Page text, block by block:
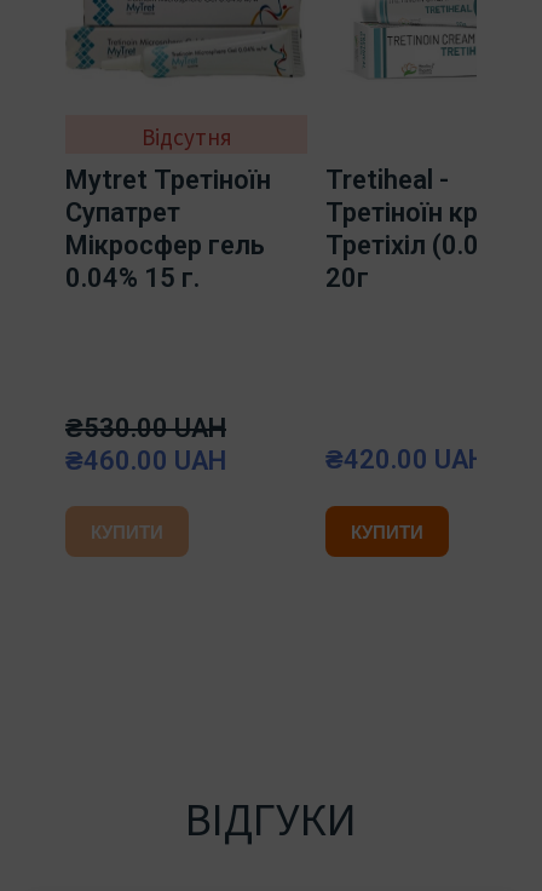
Відсутня
Mytret Третіноїн
Супатрет
Мікросфер гель
0.04% 15 г.
₴530.00 UAH
₴460.00 UAH
КУПИТИ
Tretiheal -
Третіноїн крем
Третіхіл (0.025) -
20г
₴420.00 UAH
КУПИТИ
ВІДГУКИ